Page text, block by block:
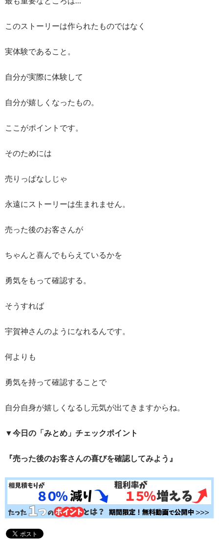
このストーリーは作られたものではなく
実体験であること。
自分が実際に体験して
自分が嬉しくなったもの。
ここがポイントです。
そのためには
売りっぱなしじゃ
永遠にストーリーは生まれません。
売った後のお客さんが
ちゃんと喜んでもらえているかを
勇気をもって確認する。
そうすれば
宇賀神さんのようになれるんです。
何よりも
勇気を持って確認することで
自分自身が嬉しくなるし元気が出てきますからね。
▼今日の「みとめ」チェックポイント
『売った後のお客さんの喜びを確認してみよう』